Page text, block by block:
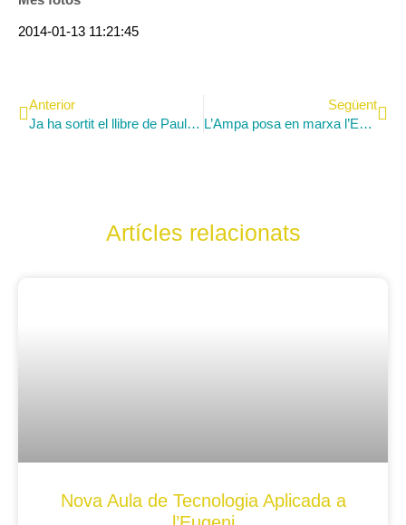
2014-01-13 11:21:45
Anterior
Ja ha sortit el llibre de Paula Nadal en versió digital
Següent
L’Ampa posa en marxa l’Escola de mares i pares
Artícles relacionats
Nova Aula de Tecnologia Aplicada a